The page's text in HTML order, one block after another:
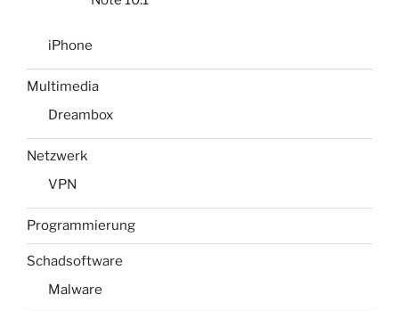
iPhone
Multimedia
Dreambox
Netzwerk
VPN
Programmierung
Schadsoftware
Malware